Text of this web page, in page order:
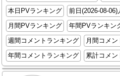
本日PVランキング
前日(2026-08-06)
月間PVランキング
年間PVランキン
週間コメントランキング
月間コメ
年間コメントランキング
累計コメ